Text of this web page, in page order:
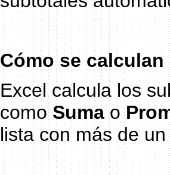
Cómo se
Excel calcula los
comoSuma o
lista con más de